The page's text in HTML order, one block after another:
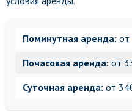
Поминутная аренда: от
Почасовая аренда: от
Суточная аренда: от